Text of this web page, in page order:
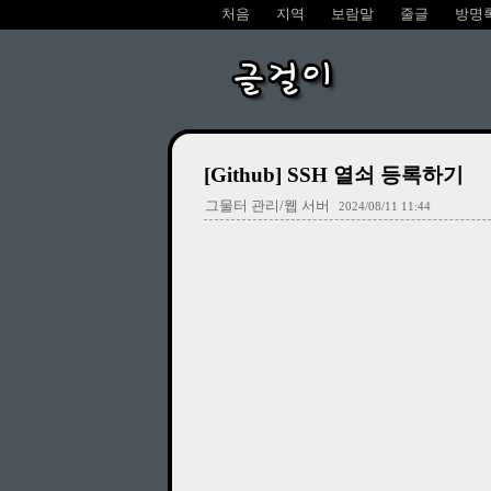
처음 지역 보람말 줄글 방명
글걸이
[Github] SSH 열쇠 등록하기
그물터 관리/웹 서버 2024/08/11 11:44